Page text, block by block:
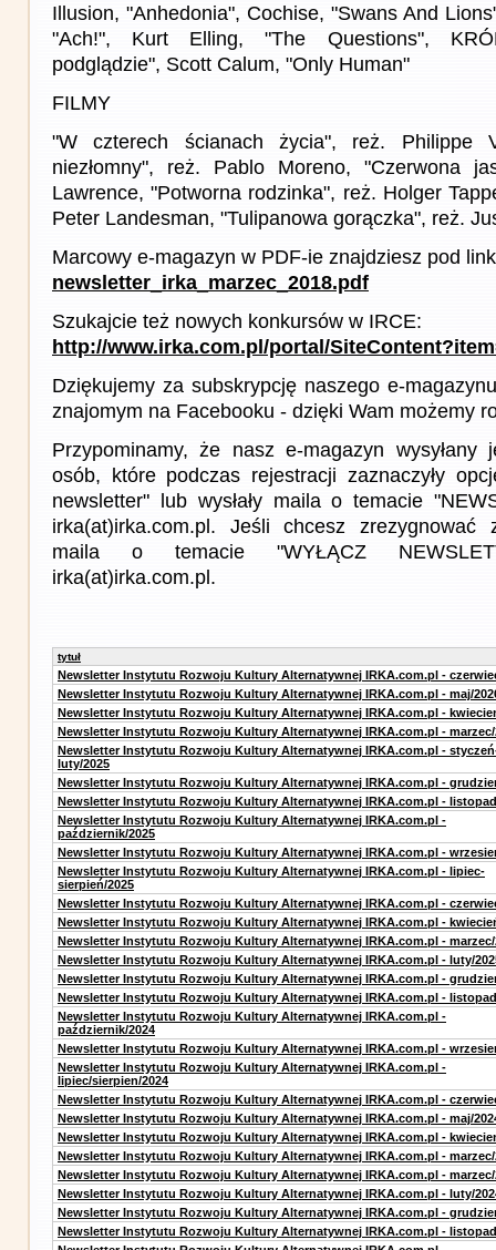
Illusion, "Anhedonia", Cochise, "Swans And
"Ach!", Kurt Elling, "The Questions",
podglądzie", Scott Calum, "Only Human"
FILMY
"W czterech ścianach życia", reż. Philippe
niezłomny", reż. Pablo Moreno, "Czerwona
Lawrence, "Potworna rodzinka", reż. Holger
Peter Landesman, "Tulipanowa gorączka", reż.
Marcowy e-magazyn w PDF-ie znajdziesz pod
newsletter_irka_marzec_2018.pdf
Szukajcie też nowych konkursów w IRCE:
http://www.irka.com.pl/portal/
Dziękujemy za subskrypcję naszego e-
znajomym na Facebooku - dzięki Wam możemy
Przypominamy, że nasz e-magazyn
osób, które podczas rejestracji zaznaczyły
newsletter" lub wysłały maila o temacie
irka(at)irka.com.pl. Jeśli chcesz zrezygnować
maila o temacie "WYŁĄCZ
irka(at)irka.com.pl.
tytuł
Newsletter Instytutu Rozwoju Kultury Alternatywnej IRKA.com.pl -
Newsletter Instytutu Rozwoju Kultury Alternatywnej IRKA.com.pl - maj/
Newsletter Instytutu Rozwoju Kultury Alternatywnej IRKA.com.pl -
Newsletter Instytutu Rozwoju Kultury Alternatywnej IRKA.com.pl - marzec/
Newsletter Instytutu Rozwoju Kultury Alternatywnej IRKA.com.pl -
luty/2025
Newsletter Instytutu Rozwoju Kultury Alternatywnej IRKA.com.pl -
Newsletter Instytutu Rozwoju Kultury Alternatywnej IRKA.com.pl -
Newsletter Instytutu Rozwoju Kultury Alternatywnej IRKA.com.pl -
październik/2025
Newsletter Instytutu Rozwoju Kultury Alternatywnej IRKA.com.pl -
Newsletter Instytutu Rozwoju Kultury Alternatywnej IRKA.com.pl - lipiec-
sierpień/2025
Newsletter Instytutu Rozwoju Kultury Alternatywnej IRKA.com.pl -
Newsletter Instytutu Rozwoju Kultury Alternatywnej IRKA.com.pl -
Newsletter Instytutu Rozwoju Kultury Alternatywnej IRKA.com.pl - marzec/
Newsletter Instytutu Rozwoju Kultury Alternatywnej IRKA.com.pl - luty/
Newsletter Instytutu Rozwoju Kultury Alternatywnej IRKA.com.pl -
Newsletter Instytutu Rozwoju Kultury Alternatywnej IRKA.com.pl -
Newsletter Instytutu Rozwoju Kultury Alternatywnej IRKA.com.pl -
październik/2024
Newsletter Instytutu Rozwoju Kultury Alternatywnej IRKA.com.pl -
Newsletter Instytutu Rozwoju Kultury Alternatywnej IRKA.com.pl -
lipiec/sierpien/2024
Newsletter Instytutu Rozwoju Kultury Alternatywnej IRKA.com.pl -
Newsletter Instytutu Rozwoju Kultury Alternatywnej IRKA.com.pl - maj/
Newsletter Instytutu Rozwoju Kultury Alternatywnej IRKA.com.pl -
Newsletter Instytutu Rozwoju Kultury Alternatywnej IRKA.com.pl - marzec/
Newsletter Instytutu Rozwoju Kultury Alternatywnej IRKA.com.pl - marzec/
Newsletter Instytutu Rozwoju Kultury Alternatywnej IRKA.com.pl - luty/
Newsletter Instytutu Rozwoju Kultury Alternatywnej IRKA.com.pl -
Newsletter Instytutu Rozwoju Kultury Alternatywnej IRKA.com.pl -